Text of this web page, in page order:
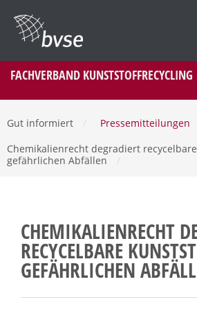
FACHVERBAND KUNSTSTOFFRECYCLING
Gut informiert Pressemitteilungen
Chemikalienrecht degradiert
gefährlichen Abfällen
CHEMIKALIENRECHT
RECYCELBARE
GEFÄHRLICHEN